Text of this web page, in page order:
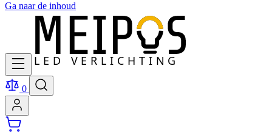
Ga naar de inhoud
0